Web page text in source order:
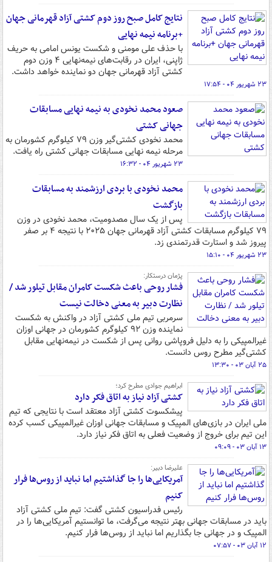
نتایج کامل صبح روز دوم کشتی آزاد قهرمانی جهان
+برنامه نیمه نهایی
با حذف علی مومنی و شکست یونس امامی به حریف
ژاپنی، ایران در رقابت‌های نیمه‌نهایی ۴ وزن دوم
کشتی آزاد قهرمانی جهان دو نماینده خواهد داشت.
۲۳ شهریور ۰۴ - ۱۷:۵۴
صعود محمد نخودی به نیمه نهایی مسابقات
جهانی کشتی
محمد نخودی کشتی‌گیر وزن ۷۹ کیلوگرم کشورمان به
مرحله نیمه نهایی مسابقات جهانی کشتی راه یافت.
۲۳ شهریور ۰۴ - ۱۶:۳۲
محمد نخودی با بردی ارزشمند به مسابقات
بازگشت
پس از یک سال مصدومیت، محمد نخودی در وزن
۷۹ کیلوگرم مسابقات کشتی آزاد قهرمانی جهان ۲۰۲۵ با نتیجه ۴ بر صفر
پیروز شد و استارت قدرتمندی زد.
۲۳ شهریور ۰۴ - ۱۵:۱۰
پژمان درستکار:
فشار روحی باعث شکست کامران مقابل تیلور شد /
نظارت دبیر به معنی دخالت نیست
سرمربی تیم ملی کشتی آزاد در واکنش به شکست
نماینده وزن ۹۲ کیلوگرم کشورمان در جهانی اوزان
غیرالمپیکی را به دلیل فروپاشی روانی پس از شکست در نیمه‌نهایی مقابل
کشتی‌گیر مطرح روس دانست.
۲۵ آبان ۰۳ - ۱۳:۳۰
ابراهیم جوادی مطرح کرد؛
کشتی آزاد نیاز به اتاق فکر دارد
پیشکسوت کشتی آزاد معتقد است با نتایجی که تیم
ملی ایران در بازی‌های المپیک و مسابقات جهانی اوزان غیرالمپیکی کسب کرده
این تیم برای خروج از وضعیت فعلی به اتاق فکر نیاز دارد.
۱۳ آبان ۰۳ - ۰۹:۰۹
علیرضا دبیر:
آمریکایی‌ها را جا گذاشتیم اما نباید از روس‌ها فرار
کنیم
رئیس فدراسیون کشتی گفت: تیم ملی کشتی آزاد
باید در مسابقات جهانی بهتر نتیجه می‌گرفت، ما توانستیم آمریکایی‌ها را در
المپیک و در جهانی جا بگذاریم اما نباید از روس‌ها فرار کنیم.
۱۲ آبان ۰۳ - ۰۷:۵۷